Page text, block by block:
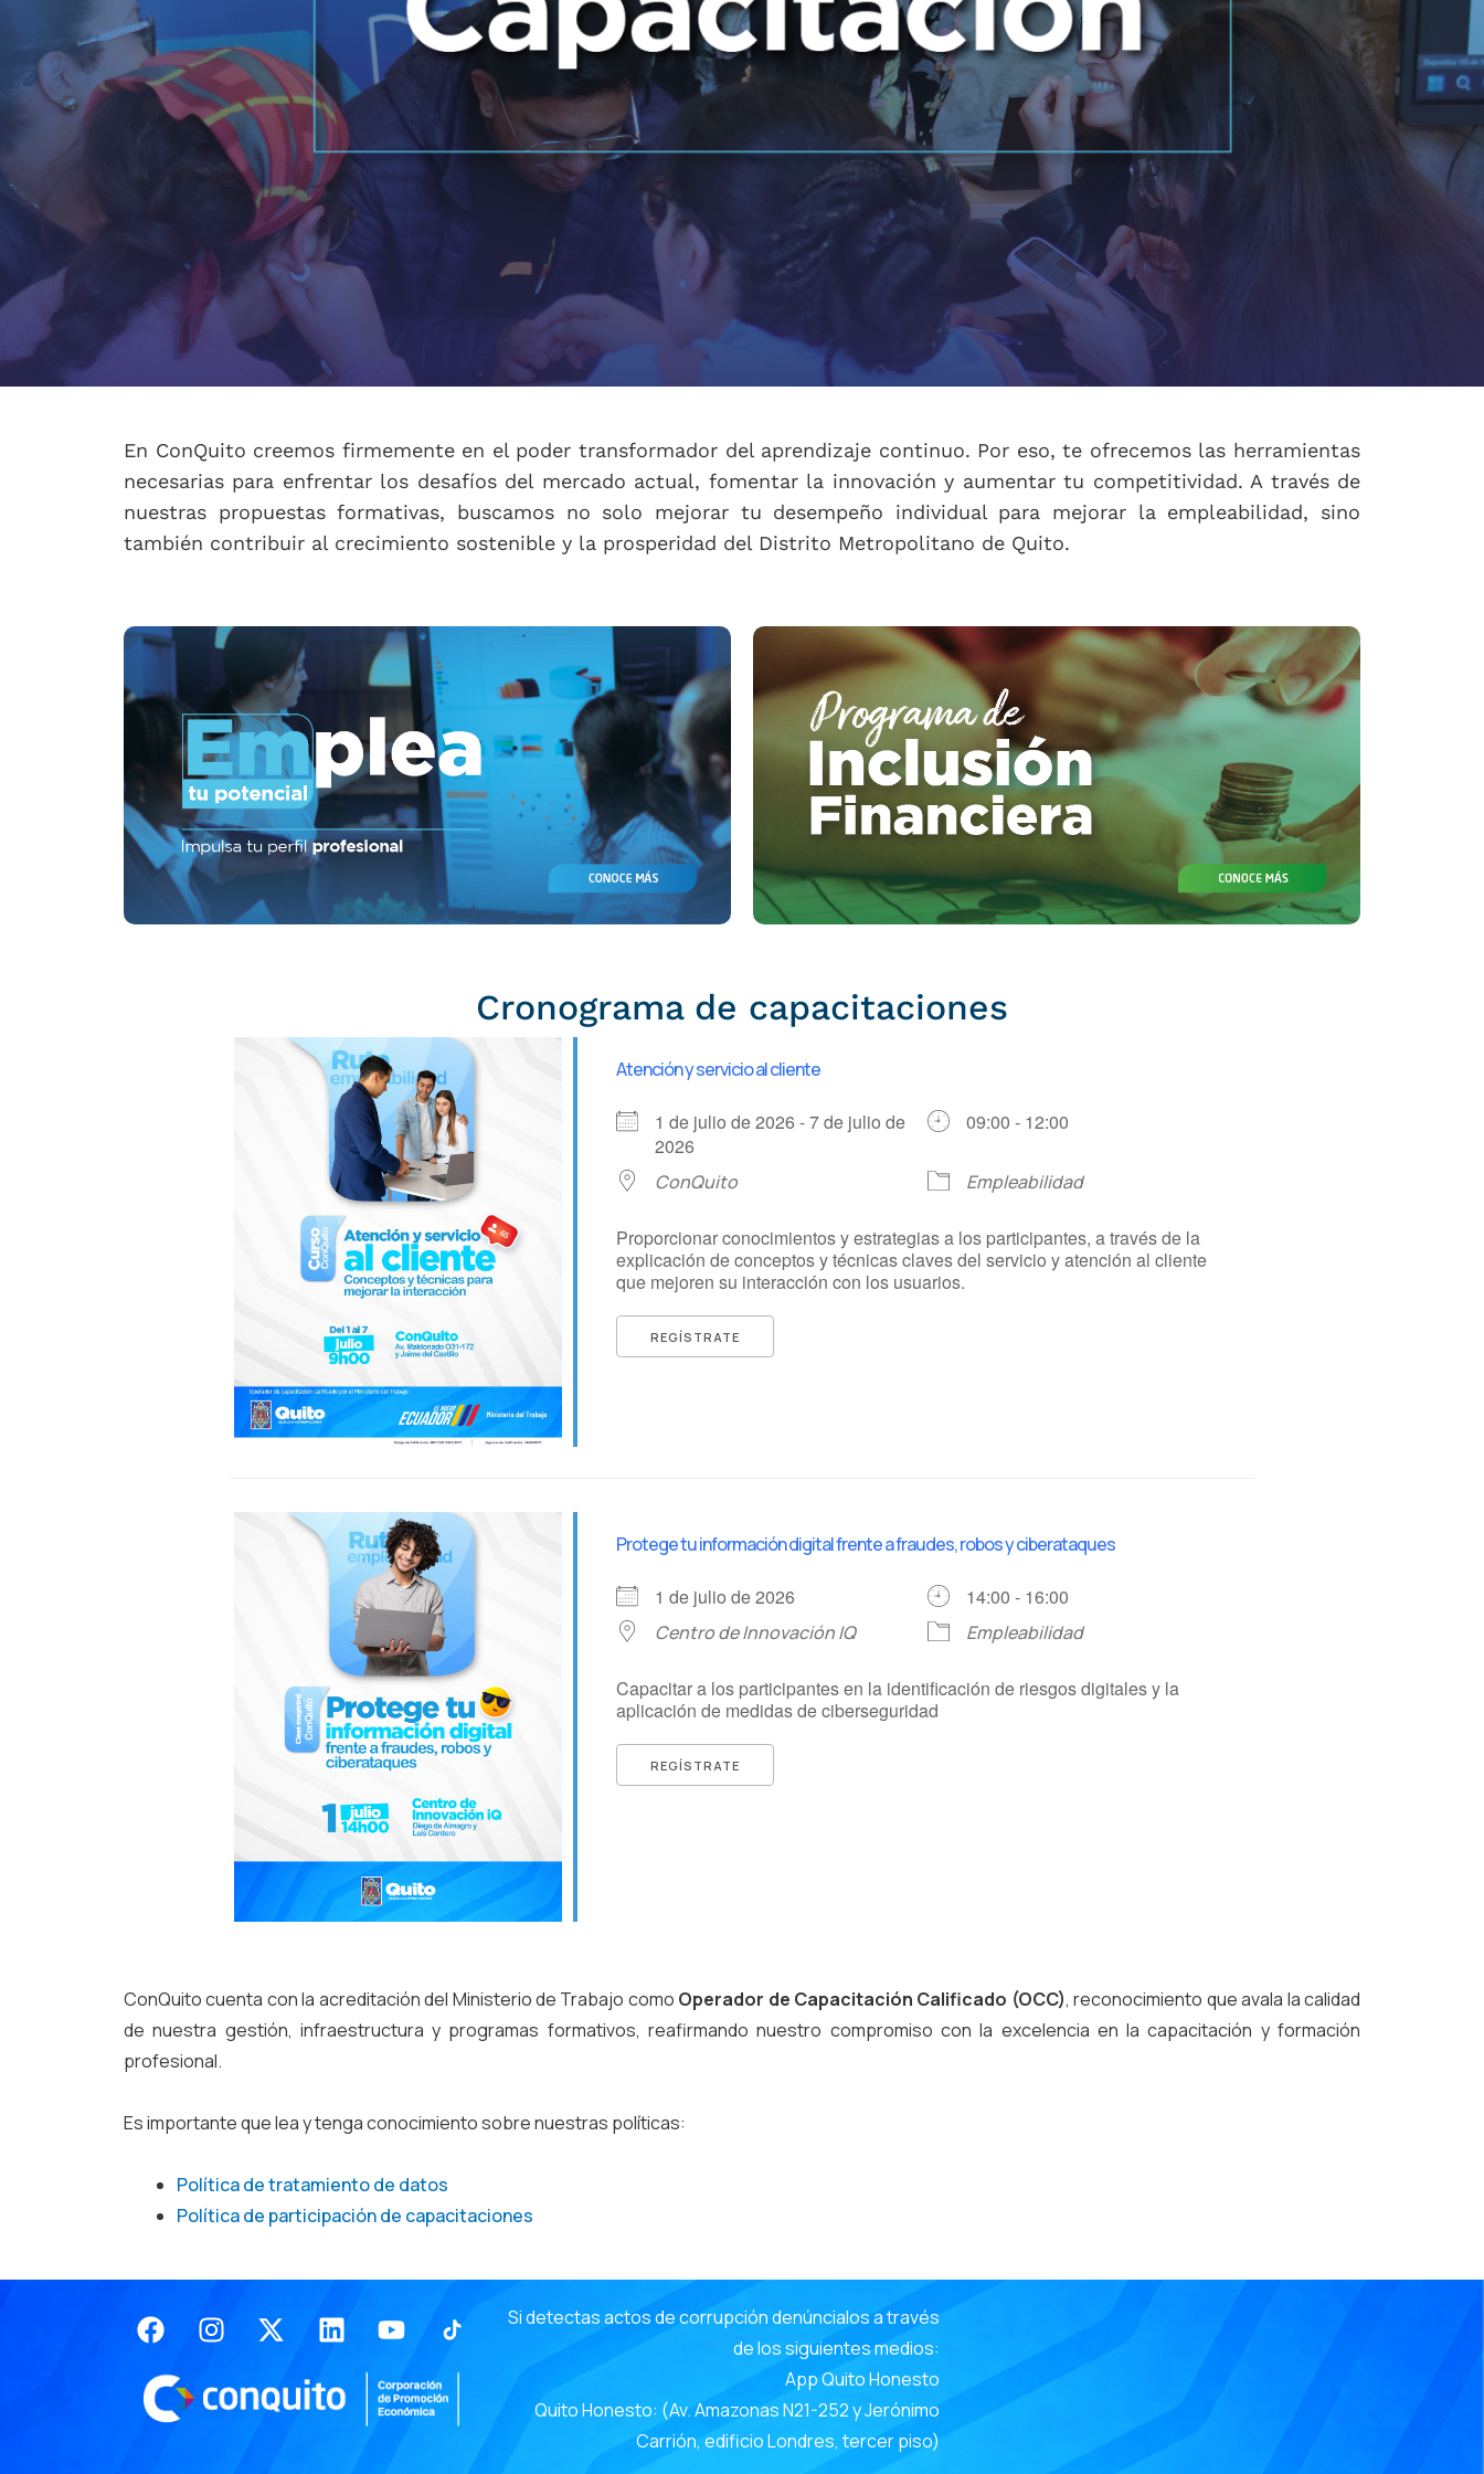
En ConQuito creemos firmemente en el poder transformador del aprendizaje continuo. Por eso, te ofrecemos las herramientas
necesarias para enfrentar los desafíos del mercado actual, fomentar la innovación y aumentar tu competitividad. A través de
nuestras propuestas formativas, buscamos no solo mejorar tu desempeño individual para mejorar la empleabilidad, sino
también contribuir al crecimiento sostenible y la prosperidad del Distrito Metropolitano de Quito.
Cronograma de capacitaciones
Atención y servicio al cliente
1 de julio de 2026 - 7 de julio de
2026
09:00 - 12:00
ConQuito Empleabilidad
Proporcionar conocimientos y estrategias a los participantes, a través de la
explicación de conceptos y técnicas claves del servicio y atención al cliente
que mejoren su interacción con los usuarios.
REGÍSTRATE
Protege tu información digital frente a fraudes, robos y ciberataques
1 de julio de 2026 14:00 - 16:00
Centro de Innovación IQ Empleabilidad
Capacitar a los participantes en la identificación de riesgos digitales y la
aplicación de medidas de ciberseguridad
REGÍSTRATE
ConQuito cuenta con la acreditación del Ministerio de Trabajo como Operador de Capacitación Calificado (OCC), reconocimiento que avala la calidad
de nuestra gestión, infraestructura y programas formativos, reafirmando nuestro compromiso con la excelencia en la capacitación y formación
profesional.
Es importante que lea y tenga conocimiento sobre nuestras políticas:
Política de tratamiento de datos
Política de participación de capacitaciones
Facebook
Instagram
X-
twitter
LinkedinYoutube
Si detectas actos de corrupción denúncialos a través
de los siguientes medios:
App Quito Honesto
Quito Honesto: (Av. Amazonas N21-252 y Jerónimo
Carrión, edificio Londres, tercer piso)